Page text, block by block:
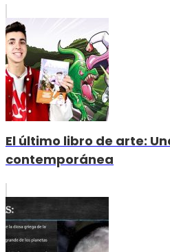
El último libro de arte:
contemporánea